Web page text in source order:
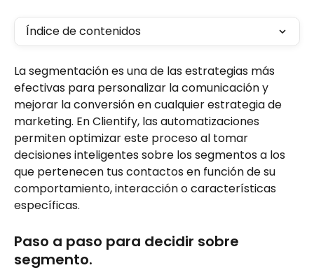
Índice de contenidos
La segmentación es una de las estrategias más
efectivas para personalizar la comunicación y
mejorar la conversión en cualquier estrategia de
marketing. En Clientify, las automatizaciones
permiten optimizar este proceso al tomar
decisiones inteligentes sobre los segmentos a los
que pertenecen tus contactos en función de su
comportamiento, interacción o características
específicas.
​Paso a paso para decidir sobre
segmento.